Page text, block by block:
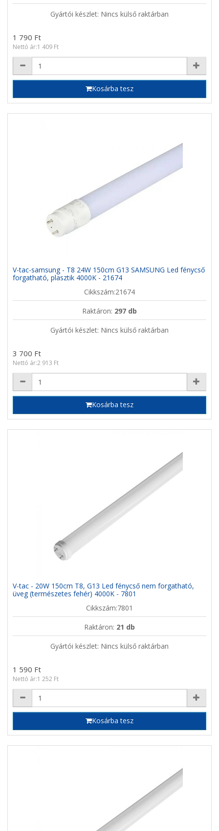
Gyártói készlet: Nincs külső raktárban
1 790 Ft
Nettó ár:1 409 Ft
Kosárba tesz
V-tac-samsung - T8 24W 150cm G13 SAMSUNG Led fénycső
forgatható, plasztik 4000K - 21674
Cikkszám:21674
Raktáron: 297 db
Gyártói készlet: Nincs külső raktárban
3 700 Ft
Nettó ár:2 913 Ft
Kosárba tesz
V-tac - 20W 150cm T8, G13 Led fénycső nem forgatható,
üveg (természetes fehér) 4000K - 7801
Cikkszám:7801
Raktáron: 21 db
Gyártói készlet: Nincs külső raktárban
1 590 Ft
Nettó ár:1 252 Ft
Kosárba tesz